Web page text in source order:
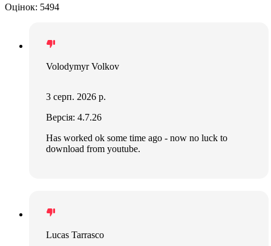
Оцінок: 5494
Volodymyr Volkov
3 серп. 2026 р.
Версія: 4.7.26
Has worked ok some time ago - now no luck to
download from youtube.
Lucas Tarrasco